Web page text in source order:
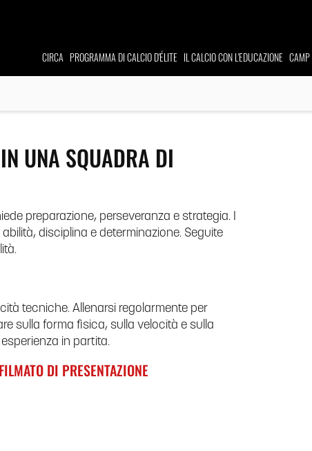
CIRCA PROGRAMMA DI CALCIO D'ÉLITE IL CALCIO CON L'EDUCAZIONE CAMP
UNA SQUADRA DI
preparazione, perseveranza e strategia. I
disciplina e determinazione. Seguite
tecniche. Allenarsi regolarmente per
sulla forma fisica, sulla velocità e sulla
in partita.
DI PRESENTAZIONE